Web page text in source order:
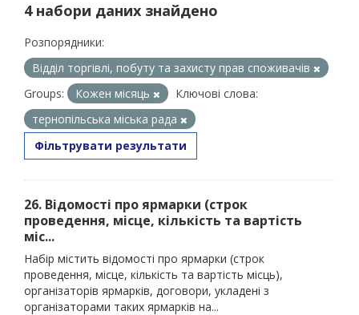
4 набори даних знайдено
Розпорядники:
Відділ торгівлі, побуту та захисту прав споживачів
Groups:
Кожен місяць
Ключові слова:
тернопільська міська рада
Фільтрувати результати
26. Відомості про ярмарки (строк
проведення, місце, кількість та вартість
міс...
Набір містить відомості про ярмарки (строк
проведення, місце, кількість та вартість місць),
організаторів ярмарків, договори, укладені з
організаторами таких ярмарків на...